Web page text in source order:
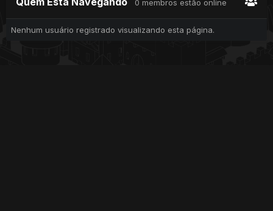
0 membros estão online
Nenhum usuário registrado visualizando esta página.